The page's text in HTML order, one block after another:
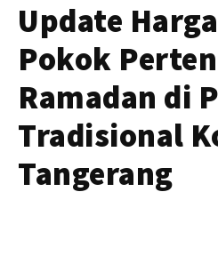
Update
Pokok
Ramadan di
Tradisional
Tangerang